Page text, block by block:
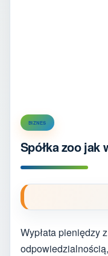
BIZNES
Spółka zoo jak
Wypłata pieniędzy